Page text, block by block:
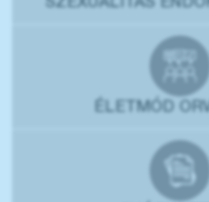
SZEXUALITÁS
ÉLETMÓD